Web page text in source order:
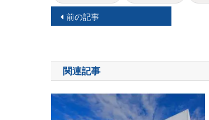
投
ナ
ビ
ゲ
前の記事
関連記事